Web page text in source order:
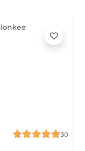
30